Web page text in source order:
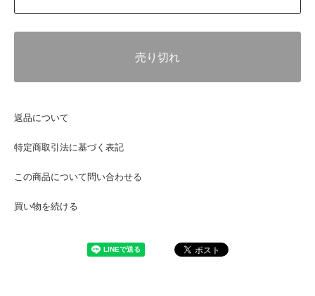
売り切れ
返品について
特定商取引法に基づく表記
この商品について問い合わせる
買い物を続ける